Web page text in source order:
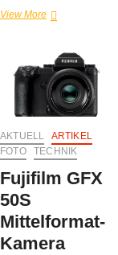
View MoreCanon
HS
–
Kleine
Kamera
mit
großer
Zoomleistung
AKTUELL
ARTIKEL
FOTO
TECHNIK
Fujifilm GFX
50S
Mittelformat-
Kamera